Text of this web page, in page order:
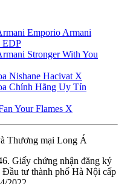
Emporio Armani
EDP
Stronger With You
Nishane Hacivat X
Chính Hãng Uy Tín
Your Flames X
Thương mại Long Á
Giấy chứng nhận đăng ký
Đầu tư thành phố Hà Nội cấp